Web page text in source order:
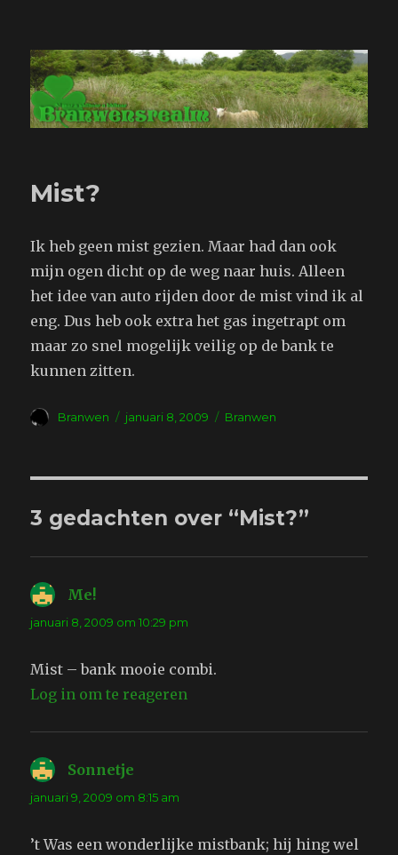
Branwensrealm.com
Mist?
Ik heb geen mist gezien. Maar had dan ook
mijn ogen dicht op de weg naar huis. Alleen
het idee van auto rijden door de mist vind ik al
eng. Dus heb ook extra het gas ingetrapt om
maar zo snel mogelijk veilig op de bank te
kunnen zitten.
Auteur
Branwen
Geplaatst
januari 8, 2009 Tags
Branwen
3 gedachten over “Mist?”
Me!
januari 8, 2009 om 10:29 pm
Mist – bank mooie combi.
Log in om te reageren
Sonnetje
januari 9, 2009 om 8:15 am
’t Was een wonderlijke mistbank; hij hing wel